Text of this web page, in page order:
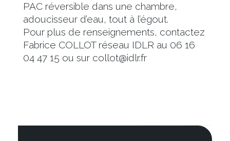
PAC réversible dans une chambre,
adoucisseur d’eau, tout à l’égout.
Pour plus de renseignements, contactez
Fabrice COLLOT réseau IDLR au 06 16
04 47 15 ou sur collot@idlr.fr